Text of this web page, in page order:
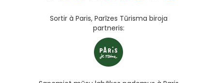
Sortir à Paris, Parīzes Tūrisma biroja
partneris: